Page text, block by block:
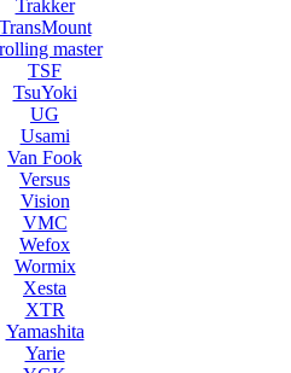
Trakker
TransMount
master
TSF
TsuYoki
UG
Usami
Van Fook
Versus
Vision
VMC
Wefox
Wormix
Xesta
XTR
Yamashita
Yarie